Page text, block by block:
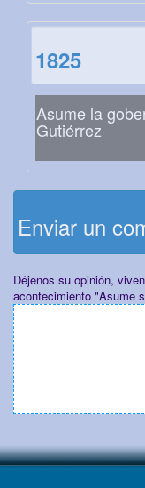
1825
Asume la
Gutiérrez
Enviar un
Déjenos su opinión,
acontecimiento "Asume